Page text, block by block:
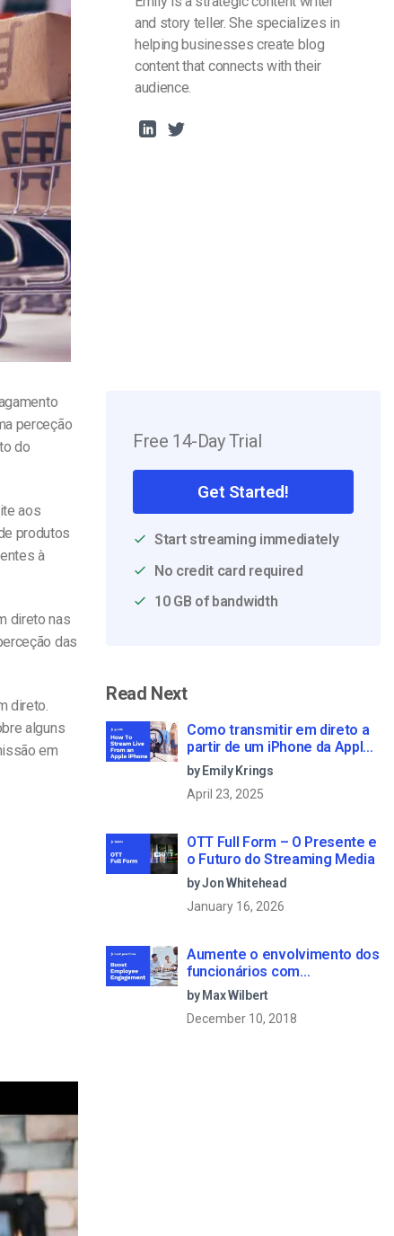
and story teller. She specializes in
helping businesses create blog
content that connects with their
audience.
perceção
do
aos
produtos
à
direto nas
das
direto.
alguns
em
Free 14-Day Trial
Get Started!
Start streaming immediately
No credit card required
10 GB of bandwidth
Read Next
Como transmitir em direto a
partir de um iPhone da Apple
em 6 passos simples
by Emily Krings
April 23, 2025
OTT Full Form – O Presente e
o Futuro do Streaming Media
by Jon Whitehead
January 16, 2026
Aumente o envolvimento dos
funcionários com
comunicações empresariais
em direto
by Max Wilbert
December 10, 2018